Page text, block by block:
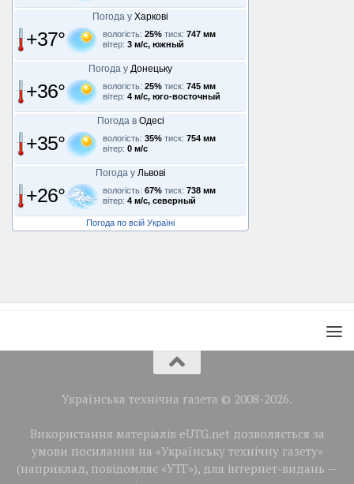
Погода у Харкові
+37° вологість: 25% тиск: 747 мм
вітер: 3 м/с, южный
Погода у Донецьку
+36° вологість: 25% тиск: 745 мм
вітер: 4 м/с, юго-восточный
Погода в Одесі
+35° вологість: 35% тиск: 754 мм
вітер: 0 м/с
Погода у Львові
+26° вологість: 67% тиск: 738 мм
вітер: 4 м/с, северный
Погода по всій Україні
Українська технічна газета © 2008-2026.
Використання матеріалів eUTG.net дозволяється за
умови посилання на «Українську технічну газету»
(наприклад, повідомляє «УТГ»), для інтернет-видань —